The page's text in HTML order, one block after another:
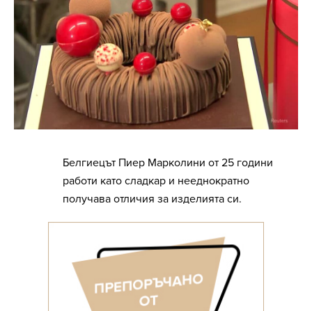
Белгиецът Пиер Марколини от 25 години
работи като сладкар и нееднократно
получава отличия за изделията си.